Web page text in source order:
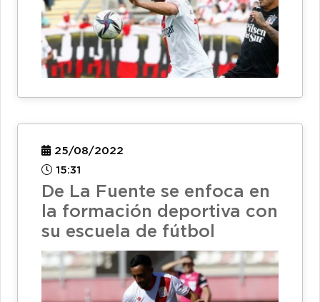
25/08/2022
15:31
De La Fuente se enfoca en
la formación deportiva con
su escuela de fútbol